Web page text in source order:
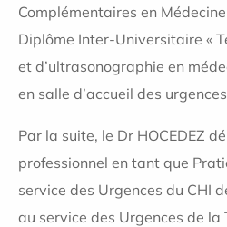
Complémentaires en
Diplôme Inter-Universitaire «
et d’ultrasonographie en
en salle d’accueil des
Par la suite, le Dr HOCEDEZ
professionnel en tant que
service des Urgences du CHI
au service des Urgences de la